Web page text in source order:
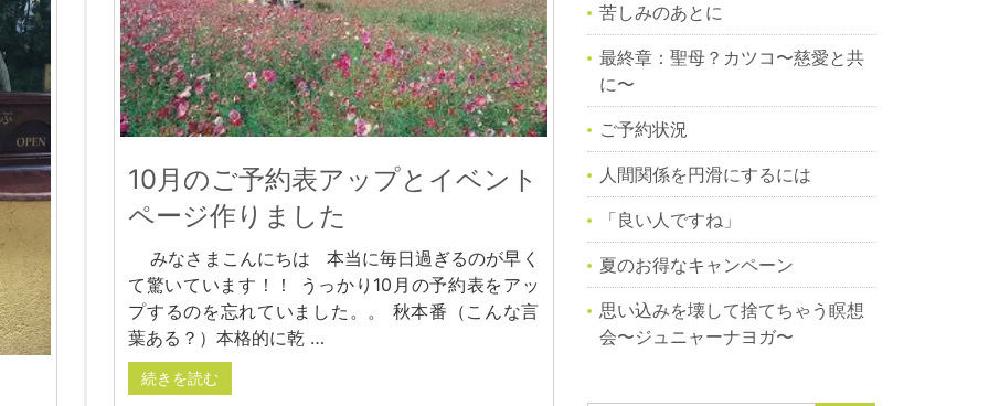
10月のご予約表アップとイベント
ページ作りました
みなさまこんにちは 本当に毎日過ぎるのが早く
て驚いています！！ うっかり10月の予約表をアッ
プするのを忘れていました。。 秋本番（こんな言
葉ある？）本格的に乾 …
続きを読む
苦しみのあとに
最終章：聖母？カツコ〜慈愛と共
に〜
ご予約状況
人間関係を円滑にするには
「良い人ですね」
夏のお得なキャンペーン
思い込みを壊して捨てちゃう瞑想
会〜ジュニャーナヨガ〜